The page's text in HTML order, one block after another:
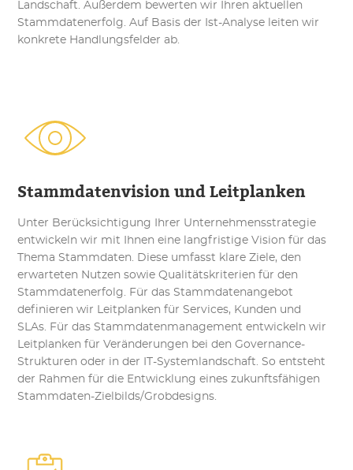
Landschaft. Außerdem bewerten wir Ihren aktuellen
Stammdatenerfolg. Auf Basis der Ist-Analyse leiten wir
konkrete Handlungsfelder ab.
Stammdatenvision und Leitplanken
Unter Berücksichtigung Ihrer Unternehmensstrategie
entwickeln wir mit Ihnen eine langfristige Vision für das
Thema Stammdaten. Diese umfasst klare Ziele, den
erwarteten Nutzen sowie Qualitätskriterien für den
Stammdatenerfolg. Für das Stammdatenangebot
definieren wir Leitplanken für Services, Kunden und
SLAs. Für das Stammdatenmanagement entwickeln wir
Leitplanken für Veränderungen bei den Governance-
Strukturen oder in der IT-Systemlandschaft. So entsteht
der Rahmen für die Entwicklung eines zukunftsfähigen
Stammdaten-Zielbilds/Grobdesigns.